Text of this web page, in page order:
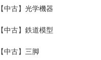
【中古】光学機器
【中古】鉄道模型
【中古】三脚